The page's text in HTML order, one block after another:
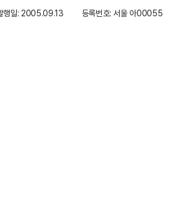
행일: 2005.09.13 등록번호: 서울 아00055